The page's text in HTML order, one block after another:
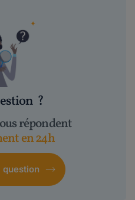
?
répondent
en 24h
question